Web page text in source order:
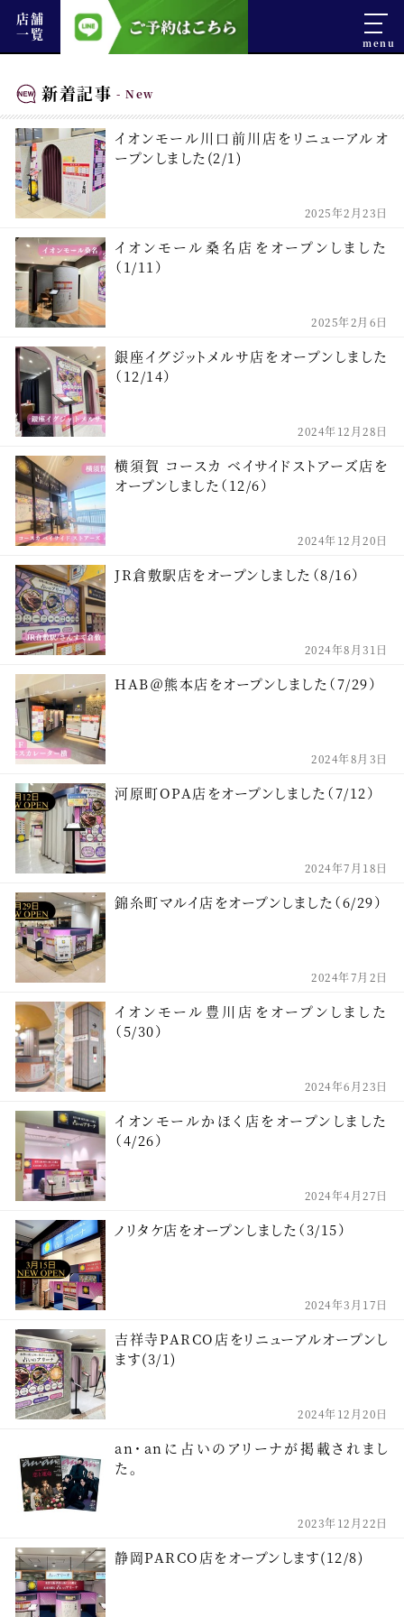
店舗
一覧
新着記事
イオンモール川口前川店をリニューアルオ
ープンしました(2/1)
2025年2月23日
イオンモール桑名店をオープンしました
（1/11）
2025年2月6日
銀座イグジットメルサ店をオープンしました
（12/14）
2024年12月28日
横須賀 コースカ ベイサイドストアーズ店を
オープンしました（12/6）
2024年12月20日
JR倉敷駅店をオープンしました（8/16）
2024年8月31日
HAB＠熊本店をオープンしました（7/29）
2024年8月3日
河原町OPA店をオープンしました（7/12）
2024年7月18日
錦糸町マルイ店をオープンしました（6/29）
2024年7月2日
イオンモール豊川店をオープンしました
（5/30）
2024年6月23日
イオンモールかほく店をオープンしました
（4/26）
2024年4月27日
ノリタケ店をオープンしました（3/15）
2024年3月17日
吉祥寺PARCO店をリニューアルオープンし
ます(3/1)
2024年12月20日
an・anに占いのアリーナが掲載されまし
た。
2023年12月22日
静岡PARCO店をオープンします(12/8)